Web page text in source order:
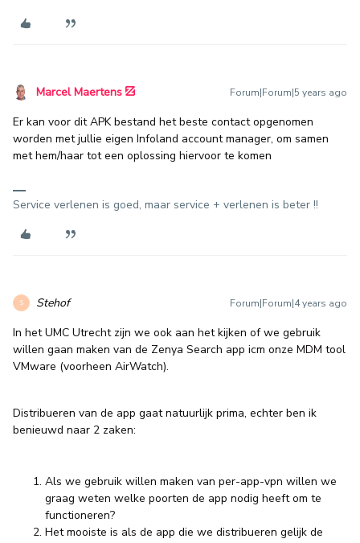
Marcel Maertens Forum|Forum|5 years ago
Er kan voor dit APK bestand het beste contact opgenomen
worden met jullie eigen Infoland account manager, om samen
met hem/haar tot een oplossing hiervoor te komen
Service verlenen is goed, maar service + verlenen is beter !!
S Stehof Forum|Forum|4 years ago
In het UMC Utrecht zijn we ook aan het kijken of we gebruik
willen gaan maken van de Zenya Search app icm onze MDM tool
VMware (voorheen AirWatch).
Distribueren van de app gaat natuurlijk prima, echter ben ik
benieuwd naar 2 zaken:
Als we gebruik willen maken van per-app-vpn willen we
graag weten welke poorten de app nodig heeft om te
functioneren?
Het mooiste is als de app die we distribueren gelijk de